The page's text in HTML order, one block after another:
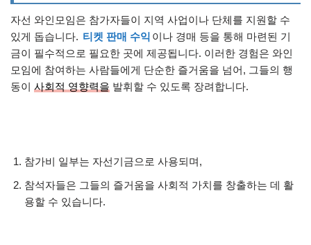
자선 와인모임은 참가자들이 지역 사업이나 단체를 지원할 수
있게 돕습니다. 티켓 판매 수익 이나 경매 등을 통해 마련된 기
금이 필수적으로 필요한 곳에 제공됩니다. 이러한 경험은 와인
모임에 참여하는 사람들에게 단순한 즐거움을 넘어, 그들의 행
동이 사회적 영향력을 발휘할 수 있도록 장려합니다.
참가비 일부는 자선기금으로 사용되며,
참석자들은 그들의 즐거움을 사회적 가치를 창출하는 데 활
용할 수 있습니다.